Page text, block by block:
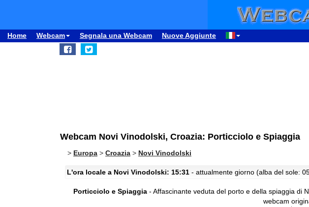
Home Webcam Segnala una Webcam Nuove Aggiunte
Webcam Novi Vinodolski, Croazia: Porticciolo e Spiaggia
> Europa > Croazia > Novi Vinodolski
L'ora locale a Novi Vinodolski: 15:31 - attualmente giorno (alba del sole:
Porticciolo e Spiaggia - Affascinante veduta del porto e della spiaggia di
webcam
00:07
03:07
04:07
05:07